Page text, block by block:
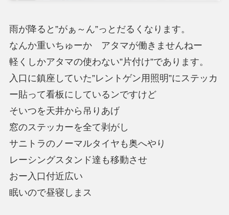
雨が降ると”がぁ～ん”っとだるくなります。
なんか重いちゅーか アタマが働きませんねー
軽くしかアタマの使わない”片付け”であります。
入口に鎮座していた”レントゲン用照明”にステッカ
ー貼って看板にしているンですけど
そいつを天井から吊りあげ
窓のステッカーを全て剥がし
サニトラのノーマルタイヤも奥へやり
レーシングスタンド達も移動させ
おー入口付近広い
眠いので昼寝しまス